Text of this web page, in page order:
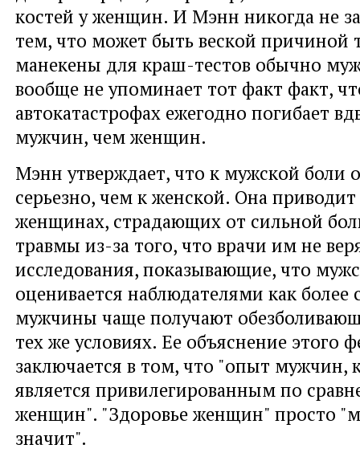
костей у женщин. И Мэнн никогда не
тем, что может быть веской причиной
манекены для краш-тестов обычно
вообще не упоминает тот факт факт,
автокатастрофах ежегодно погибает
мужчин, чем женщин.
Мэнн утверждает, что к мужской боли
серьезно, чем к женской. Она
женщинах, страдающих от сильной
травмы из-за того, что врачи им не
исследования, показывающие, что
оценивается наблюдателями как более
мужчины чаще получают
тех же условиях. Ее объяснение этого
заключается в том, что "опыт мужчин,
является привилегированным по
женщин". "Здоровье женщин" просто
значит".